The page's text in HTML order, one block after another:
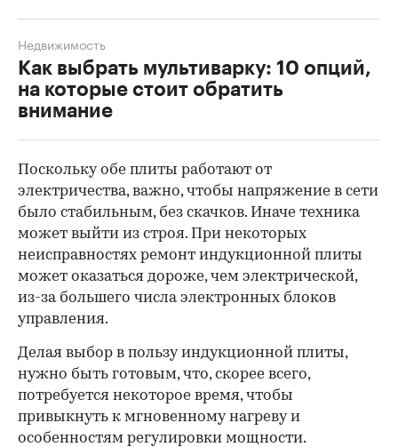
Как выбрать мультиварку: 10 опций,
на которые стоит обратить
внимание
Недвижимость
Поскольку обе плиты работают от
электричества, важно, чтобы напряжение в сети
было стабильным, без скачков. Иначе техника
может выйти из строя. При некоторых
неисправностях ремонт индукционной плиты
может оказаться дороже, чем электрической,
из-за большего числа электронных блоков
управления.
Делая выбор в пользу индукционной плиты,
нужно быть готовым, что, скорее всего,
потребуется некоторое время, чтобы
привыкнуть к мгновенному нагреву и
особенностям регулировки мощности.